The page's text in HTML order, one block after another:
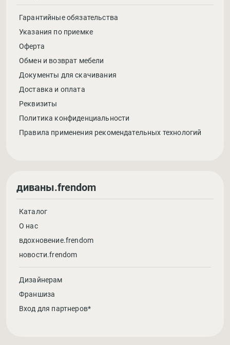
Гарантийные обязательства
Указания по приемке
Оферта
Обмен и возврат мебели
Документы для скачивания
Доставка и оплата
Реквизиты
Политика конфиденциальности
Правила применения рекомендательных технологий
диваны.frendom
Каталог
О нас
вдохновение.frendom
новости.frendom
Дизайнерам
Франшиза
Вход для партнеров*